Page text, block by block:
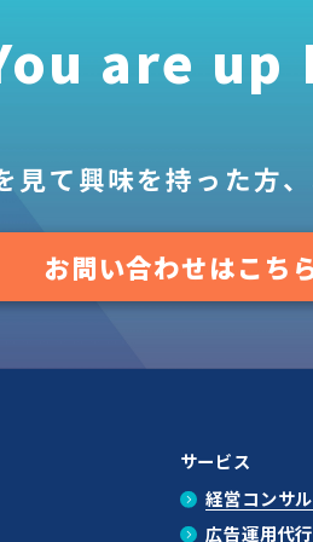
are up
見て興味を持った方、
お問い合わせはこち
サービス
経営コンサ
広告運用代行